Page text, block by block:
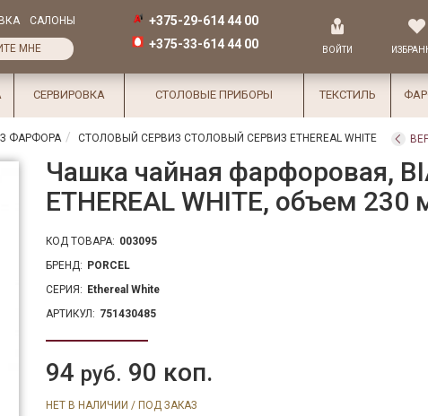
САЛОНЫ
МНЕ
+375-29-614 44 00
+375-33-614 44 00
ВОЙТИ
СЕРВИРОВКА СТОЛОВЫЕ ПРИБОРЫ ТЕКСТИЛЬ
ФАРФОРА СТОЛОВЫЙ СЕРВИЗ СТОЛОВЫЙ СЕРВИЗ ETHEREAL WHITE
Чашка чайная фарфоровая,
ETHEREAL WHITE, объем 230
КОД ТОВАРА: 003095
БРЕНД: PORCEL
СЕРИЯ: Ethereal White
АРТИКУЛ: 751430485
94 руб. 90 коп.
НЕТ В НАЛИЧИИ / ПОД ЗАКАЗ